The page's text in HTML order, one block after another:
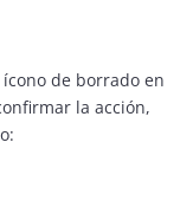
de borrado en
la acción,